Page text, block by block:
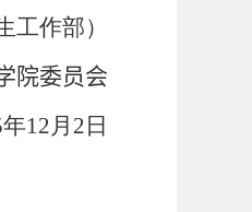
工作部）
院委员会
年12月 2 日